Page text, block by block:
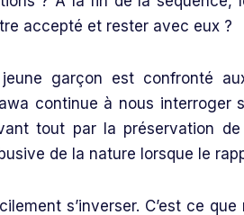
accepté et rester avec eux ?
garçon est confronté
continue à nous
tout par la préservation
de la nature lorsque le
s’inverser. C’est ce